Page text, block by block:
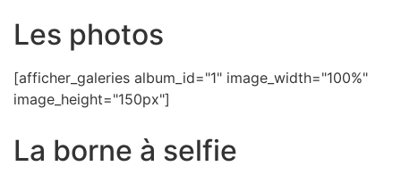
Les photos
[afficher_galeries album_id="1" image_width="100%"
image_height="150px"]
La borne à selfie